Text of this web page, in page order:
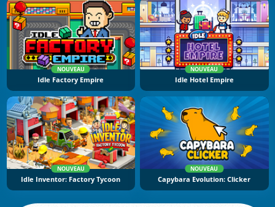
NOUVEAU
Idle Factory Empire
NOUVEAU
Idle Hotel Empire
NOUVEAU
Idle Inventor: Factory Tycoon
NOUVEAU
Capybara Evolution: Clicker